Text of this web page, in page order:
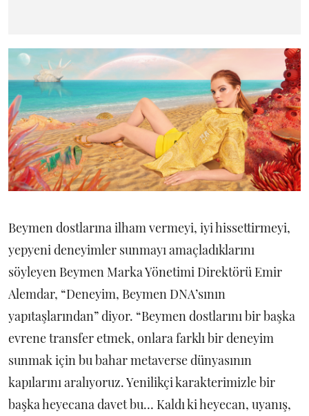
Beymen dostlarına ilham vermeyi, iyi hissettirmeyi,
yepyeni deneyimler sunmayı amaçladıklarını
söyleyen Beymen Marka Yönetimi Direktörü Emir
Alemdar, “Deneyim, Beymen DNA’sının
yapıtaşlarından” diyor. “Beymen dostlarını bir başka
evrene transfer etmek, onlara farklı bir deneyim
sunmak için bu bahar metaverse dünyasının
kapılarını aralıyoruz. Yenilikçi karakterimizle bir
başka heyecana davet bu… Kaldı ki heyecan, uyanış,